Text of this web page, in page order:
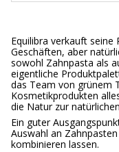
Equilibra verkauft seine
Geschäften, aber
sowohl Zahnpasta als
eigentliche
das Team von grünem
Kosmetikprodukten
die Natur zur
Ein guter
Auswahl an
kombinieren lassen.